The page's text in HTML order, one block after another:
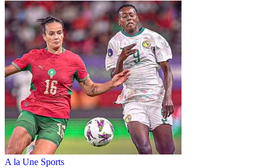
A la Une Sports